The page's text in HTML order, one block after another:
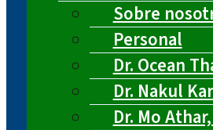
Sobre
Personal
Dr. Ocean
Dr. Nakul
Dr. Mo